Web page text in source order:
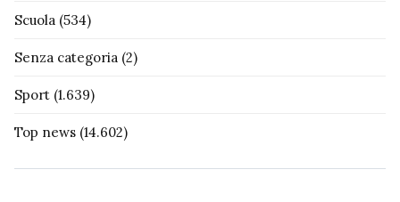
Scuola (534)
Senza categoria (2)
Sport (1.639)
Top news (14.602)